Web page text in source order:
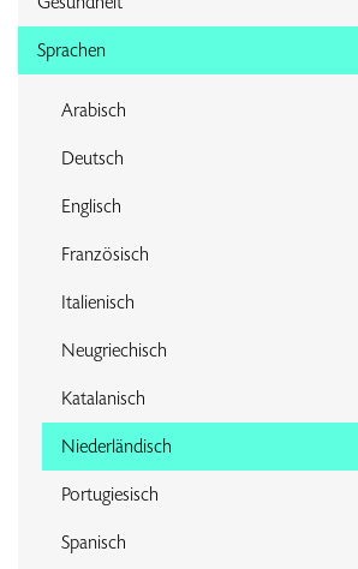
Sprachen
Arabisch
Deutsch
Englisch
Französisch
Italienisch
Neugriechisch
Katalanisch
Niederländisch
Portugiesisch
Spanisch